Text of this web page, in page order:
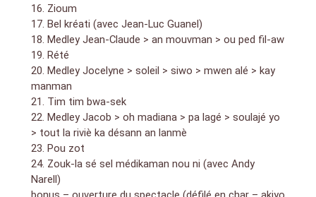
16. Zioum
17. Bel kréati (avec Jean-Luc Guanel)
18. Medley Jean-Claude > an mouvman > ou ped fil-aw
19. Rété
20. Medley Jocelyne > soleil > siwo > mwen alé > kay
manman
21. Tim tim bwa-sek
22. Medley Jacob > oh madiana > pa lagé > soulajé yo
> tout la riviè ka désann an lanmè
23. Pou zot
24. Zouk-la sé sel médikaman nou ni (avec Andy
Narell)